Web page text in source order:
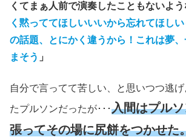
くてまぁ人前で演奏したこともないよう
く黙っててほしいいいから忘れてほし
の話題、とにかく違うから！これは夢
まそう 」
自分で言ってて苦しい、と思いつつ逃
たプルソンだったが･･･入間はプル
張ってその場に尻餅をつかせた